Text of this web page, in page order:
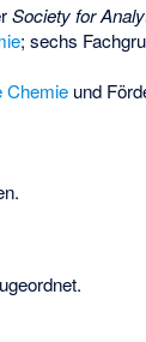
Society for
; sechs
Chemieund